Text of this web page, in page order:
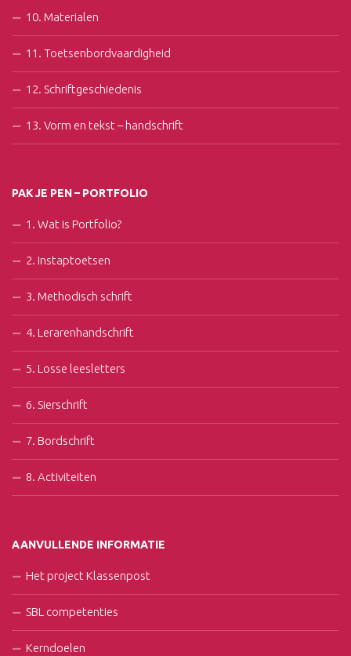
10. Materialen
11. Toetsenbordvaardigheid
12. Schriftgeschiedenis
13. Vorm en tekst – handschrift
PAK JE PEN – PORTFOLIO
1. Wat is Portfolio?
2. Instaptoetsen
3. Methodisch schrift
4. Lerarenhandschrift
5. Losse leesletters
6. Sierschrift
7. Bordschrift
8. Activiteiten
AANVULLENDE INFORMATIE
Het project Klassenpost
SBL competenties
Kerndoelen